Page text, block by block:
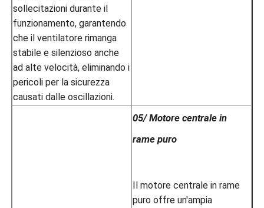
sollecitazioni durante il
funzionamento, garantendo
che il ventilatore rimanga
stabile e silenzioso anche
ad alte velocità, eliminando i
pericoli per la sicurezza
causati dalle oscillazioni.
05/ Motore centrale in
rame puro
Il motore centrale in rame
puro offre un'ampia